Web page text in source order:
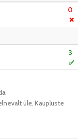
0
❌
3
✅
üle. Kaupluste